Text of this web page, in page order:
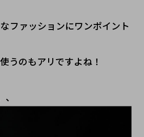
ファッションにワンポイント
うのもアリですよね！